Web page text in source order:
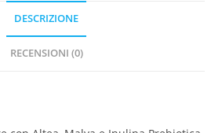
DESCRIZIONE
RECENSIONI (0)